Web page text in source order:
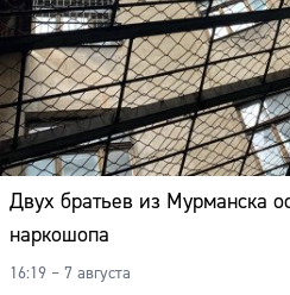
Двух братьев из Мурманска
наркошопа
16:19 – 7 августа